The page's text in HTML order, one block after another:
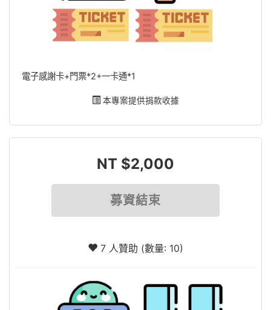
電子感謝卡+門票*2+一卡通*1
本專案提供捐款收據
NT $2,000
募資結束
7 人贊助 (數量: 10)